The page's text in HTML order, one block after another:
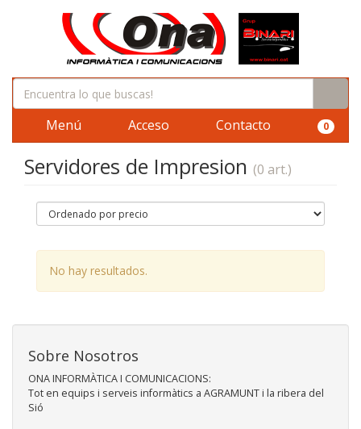
Menú Acceso Contacto 0
Servidores de Impresion (0 art.)
No hay resultados.
Sobre Nosotros
ONA INFORMÀTICA I COMUNICACIONS:
Tot en equips i serveis informàtics a AGRAMUNT i la ribera del
Sió